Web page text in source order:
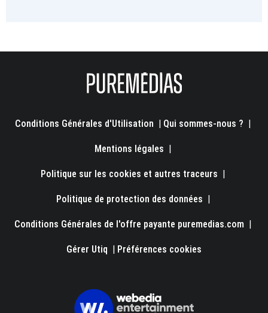
Conditions Générales d'Utilisation | Qui sommes-nous ? |
Mentions légales |
Politique sur les cookies et autres traceurs |
Politique de protection des données |
Conditions Générales de l'offre payante puremedias.com |
Gérer Utiq | Préférences cookies